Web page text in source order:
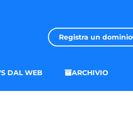
Registra un dominio
DAL WEB ARCHIVIO